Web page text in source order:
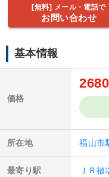
[無料] メール・電話で
お問い合わせ
基本情報
価格
所在地 福山市
最寄り駅 ＪＲ